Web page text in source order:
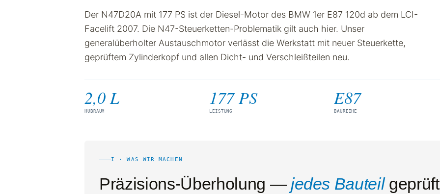
Der N47D20A mit 177 PS ist der Diesel-Motor des BMW 1er E87 120d ab dem LCI-
Facelift 2007. Die N47-Steuerketten-Problematik gilt auch hier. Unser
generalüberholter Austauschmotor verlässt die Werkstatt mit neuer Steuerkette,
geprüftem Zylinderkopf und allen Dicht- und Verschleißteilen neu.
2,0 L
HUBRAUM
177 PS
LEISTUNG
E87
BAUREIHE
I · WAS WIR MACHEN
Präzisions-Überholung — jedes Bauteilgeprüft